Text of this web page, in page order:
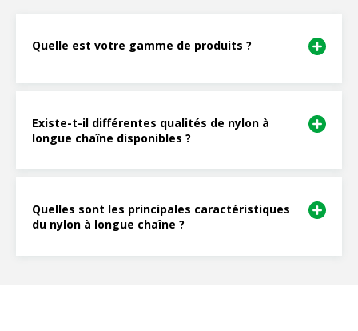
Quelle est votre gamme de produits ?
Existe-t-il différentes qualités de nylon à
longue chaîne disponibles ?
Quelles sont les principales caractéristiques
du nylon à longue chaîne ?